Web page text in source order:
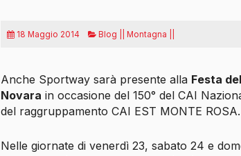
18 Maggio 2014 Blog || Montagna ||
Anche Sportway sarà presente alla Festa
Novara in occasione del 150° del CAI
del raggruppamento CAI EST MONTE ROSA.
Nelle giornate di venerdì 23, sabato 24 e